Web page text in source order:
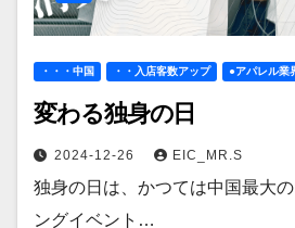
・・・中国 ・・入店客数アップ ●アパレル業
変わる独身の日
2024-12-26 EIC_MR.S
独身の日は、かつては中国最大
ングイベント…